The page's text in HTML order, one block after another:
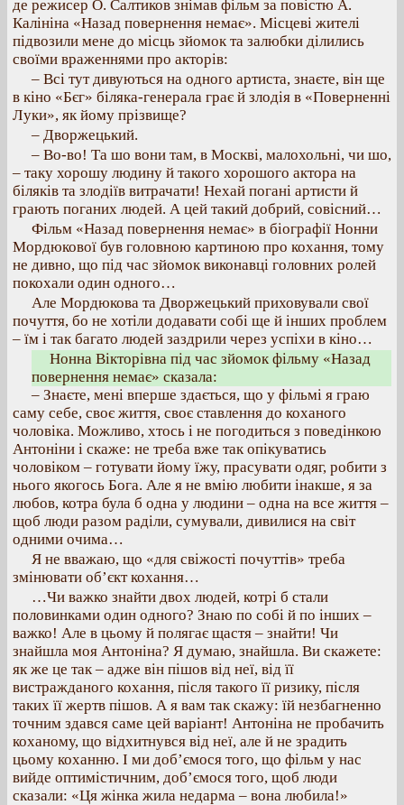
де режисер О. Салтиков знімав фільм за повістю А.
Калініна «Назад повернення немає». Місцеві жителі
підвозили мене до місць зйомок та залюбки ділились
своїми враженнями про акторів:
– Всі тут дивуються на одного артиста, знаєте, він ще
в кіно «Бєг» біляка-генерала грає й злодія в «Поверненні
Луки», як йому прізвище?
– Дворжецький.
– Во-во! Та шо вони там, в Москві, малохольні, чи шо,
– таку хорошу людину й такого хорошого актора на
біляків та злодіїв витрачати! Нехай погані артисти й
грають поганих людей. А цей такий добрий, совісний…
Фільм «Назад повернення немає» в біографії Нонни
Мордюкової був головною картиною про кохання, тому
не дивно, що під час зйомок виконавці головних ролей
покохали один одного…
Але Мордюкова та Дворжецький приховували свої
почуття, бо не хотіли додавати собі ще й інших проблем
– їм і так багато людей заздрили через успіхи в кіно…
Нонна Вікторівна під час зйомок фільму «Назад
повернення немає» сказала:
– Знаєте, мені вперше здається, що у фільмі я граю
саму себе, своє життя, своє ставлення до коханого
чоловіка. Можливо, хтось і не погодиться з поведінкою
Антоніни і скаже: не треба вже так опікуватись
чоловіком – готувати йому їжу, прасувати одяг, робити з
нього якогось Бога. Але я не вмію любити інакше, я за
любов, котра була б одна у людини – одна на все життя –
щоб люди разом раділи, сумували, дивилися на світ
одними очима…
Я не вважаю, що «для свіжості почуттів» треба
змінювати об’єкт кохання…
…Чи важко знайти двох людей, котрі б стали
половинками один одного? Знаю по собі й по інших –
важко! Але в цьому й полягає щастя – знайти! Чи
знайшла моя Антоніна? Я думаю, знайшла. Ви скажете:
як же це так – адже він пішов від неї, від її
вистражданого кохання, після такого її ризику, після
таких її жертв пішов. А я вам так скажу: їй незбагненно
точним здався саме цей варіант! Антоніна не пробачить
коханому, що відхитнувся від неї, але й не зрадить
цьому коханню. І ми доб’ємося того, що фільм у нас
вийде оптимістичним, доб’ємося того, щоб люди
сказали: «Ця жінка жила недарма – вона любила!»